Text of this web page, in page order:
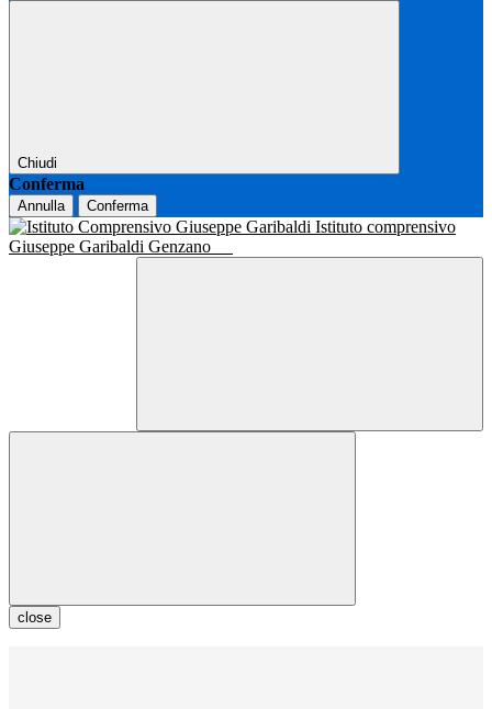
Chiudi
Conferma
Annulla Conferma
Istituto comprensivo
Giuseppe Garibaldi Genzano
close